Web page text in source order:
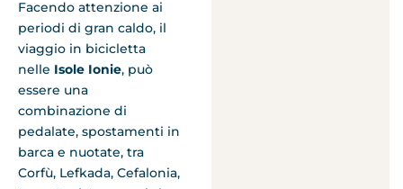
Facendo attenzione ai
periodi di gran caldo, il
viaggio in bicicletta
nelle Isole Ionie, può
essere una
combinazione di
pedalate, spostamenti in
barca e nuotate, tra
Corfù, Lefkada, Cefalonia,